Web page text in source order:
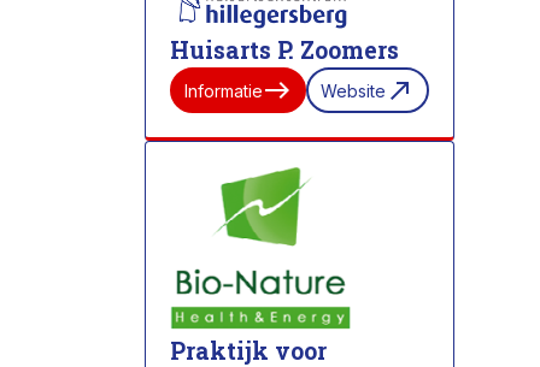
Huisarts P. Zoomers
Informatieeast Website north_east
Praktijk voor